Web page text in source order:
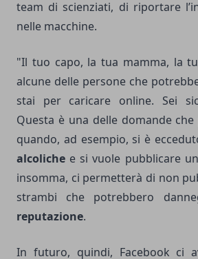
team di scienziati, di riportare
nelle macchine.
"Il tuo capo, la tua mamma, la
alcune delle persone che
stai per caricare online. Sei
Questa è una delle domande
quando, ad esempio, si è
alcoliche e si vuole pubblicare
insomma, ci permetterà di non
strambi che potrebbero
reputazione.
In futuro, quindi, Facebook ci